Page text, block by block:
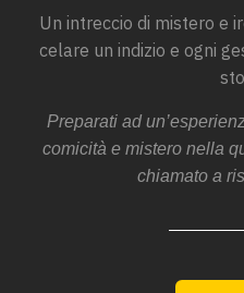
Un intreccio di mistero e
celare un indizio e ogni
Preparati ad
comicità e mistero nella
chiamato a